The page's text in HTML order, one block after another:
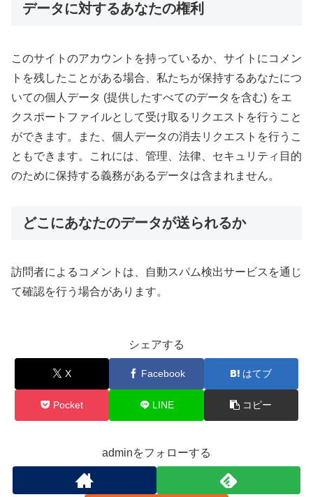
データに対するあなたの権利
このサイトのアカウントを持っているか、サイトにコメン
トを残したことがある場合、私たちが保持するあなたにつ
いての個人データ (提供したすべてのデータを含む) をエ
クスポートファイルとして受け取るリクエストを行うこと
ができます。また、個人データの消去リクエストを行うこ
ともできます。これには、管理、法律、セキュリティ目的
のために保持する義務があるデータは含まれません。
どこにあなたのデータが送られるか
訪問者によるコメントは、自動スパム検出サービスを通じ
て確認を行う場合があります。
シェアする
X Facebook はてブ
Pocket LINE コピー
adminをフォローする